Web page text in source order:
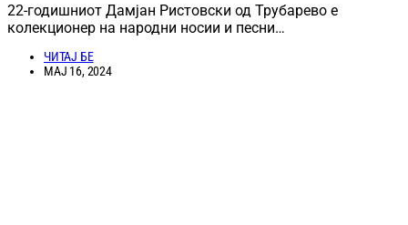
22-годишниот Дамјан Ристовски од Трубарево е
колекционер на народни носии и песни…
ЧИТАЈ БЕ
МАЈ 16, 2024